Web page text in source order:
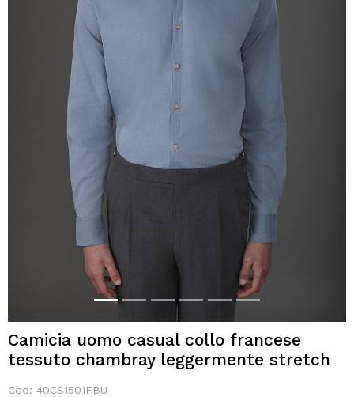
Camicia uomo casual collo francese
tessuto chambray leggermente stretch
Cod: 40CS1501FBU